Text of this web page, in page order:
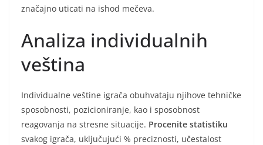
značajno uticati na ishod mečeva.
Analiza individualnih
veština
Individualne veštine igrača obuhvataju njihove tehničke
sposobnosti, pozicioniranje, kao i sposobnost
reagovanja na stresne situacije. Procenite statistiku
svakog igrača, uključujući % preciznosti, učestalost